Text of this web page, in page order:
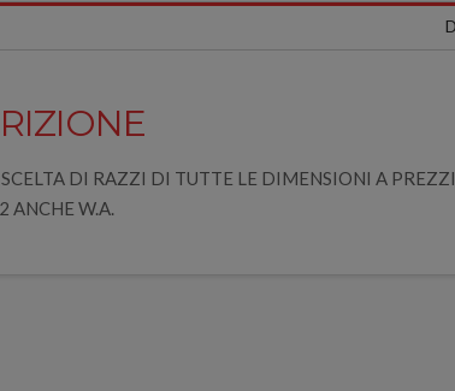
SCELTA DI RAZZI DI TUTTE LE DIMENSIONI A
W.A.